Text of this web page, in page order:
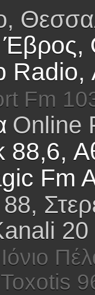
Έβρος,
Radio,
Fm
Online
88,6,
Fm
Toxotis